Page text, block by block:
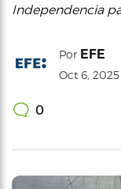
Independencia
Por EFE
Oct 6, 2025
0